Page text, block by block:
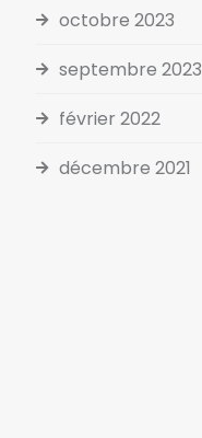
octobre 2023
septembre 2023
février 2022
décembre 2021